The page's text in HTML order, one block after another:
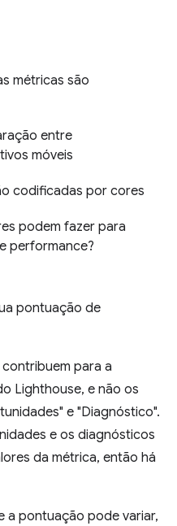
métricas são
entre
móveis
codificadas por cores
podem fazer para
performance?
pontuação de
contribuem para a
Lighthouse, e não os
e "Diagnóstico".
e os diagnósticos
da métrica, então há
a pontuação pode variar,